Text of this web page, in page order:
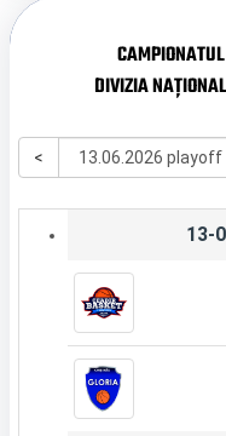
DIVIZIA
<
13-